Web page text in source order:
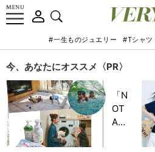
#一生ものジュエリー #Tシャツ
今、あなたにオススメ〈PR〉
「N
OT
A